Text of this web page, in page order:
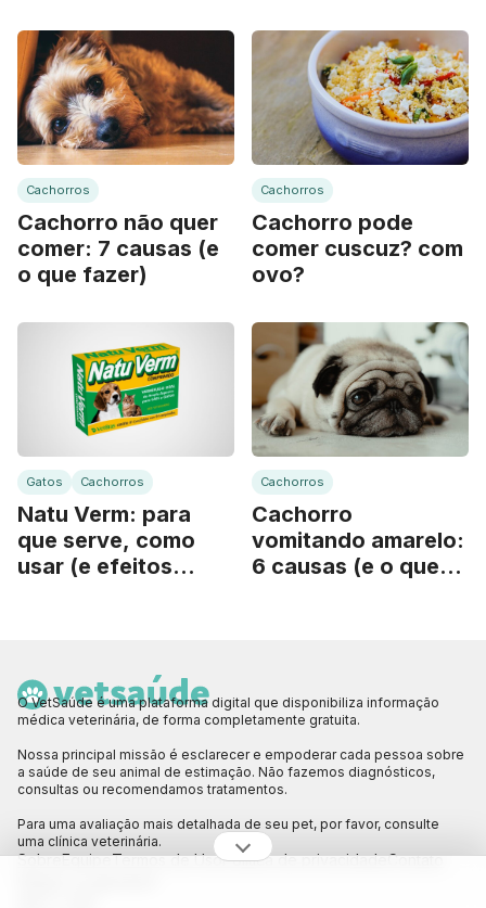
Cachorros
Cachorro não quer
comer: 7 causas (e
o que fazer)
Cachorros
Cachorro pode
comer cuscuz? com
ovo?
Gatos Cachorros
Natu Verm: para
que serve, como
usar (e efeitos
Cachorros
Cachorro
vomitando amarelo:
6 causas (e o que
O VetSaúde é uma plataforma digital que disponibiliza informação
médica veterinária, de forma completamente gratuita.
Nossa principal missão é esclarecer e empoderar cada pessoa sobre
a saúde de seu animal de estimação. Não fazemos diagnósticos,
consultas ou recomendamos tratamentos.
Para uma avaliação mais detalhada de seu pet, por favor, consulte
uma clínica veterinária.
SobreEquipeTermos de UsoPolítica de privacidadeContato